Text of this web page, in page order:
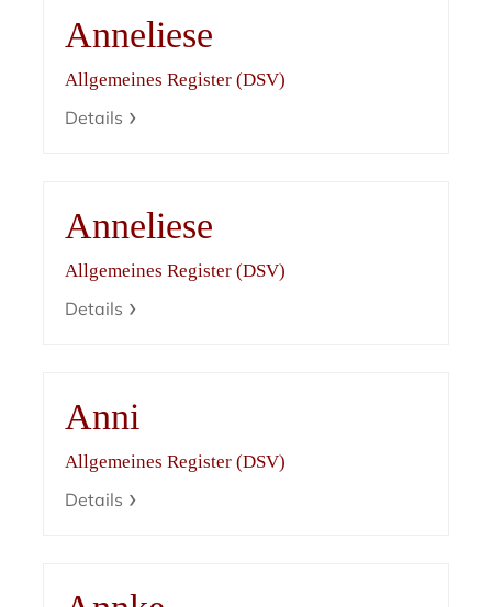
Anneliese
Allgemeines Register (DSV)
Details
Anneliese
Allgemeines Register (DSV)
Details
Anni
Allgemeines Register (DSV)
Details